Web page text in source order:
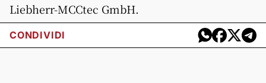
Liebherr-MCCtec GmbH.
CONDIVIDI